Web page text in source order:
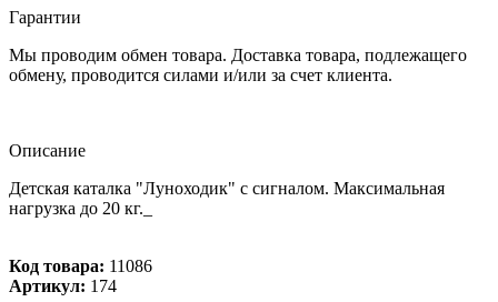
Гарантии
Мы проводим обмен товара. Доставка товара, подлежащего
обмену, проводится силами и/или за счет клиента.
Описание
Детская каталка "Луноходик" с сигналом. Максимальная
нагрузка до 20 кг._
Код товара: 11086
Артикул: 174